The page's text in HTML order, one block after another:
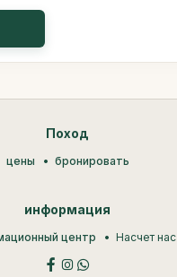
Поход
цены бронировать
информация
центр Насчет нас